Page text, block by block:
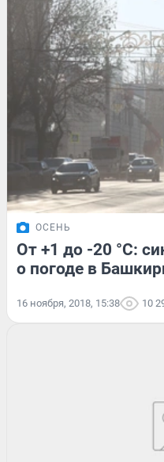
ОСЕНЬ
От +1 до -20 °С:
о погоде в
16 ноября, 2018, 15:38 10